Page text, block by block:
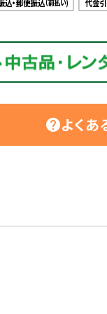
helpよくあ